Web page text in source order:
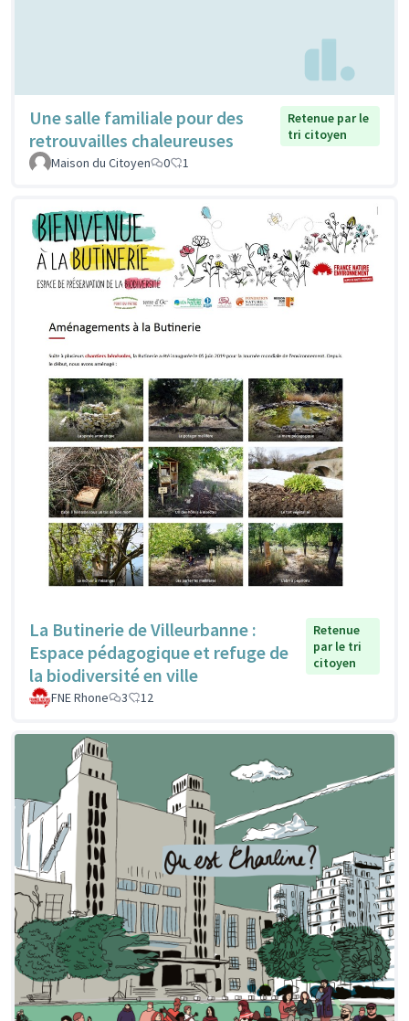
Une salle familiale pour des
retrouvailles chaleureuses
Retenue par le
tri citoyen
Maison du Citoyen
0 1
La Butinerie de Villeurbanne :
Espace pédagogique et refuge de
la biodiversité en ville
Retenue
par le tri
citoyen
FNE Rhone 3 12